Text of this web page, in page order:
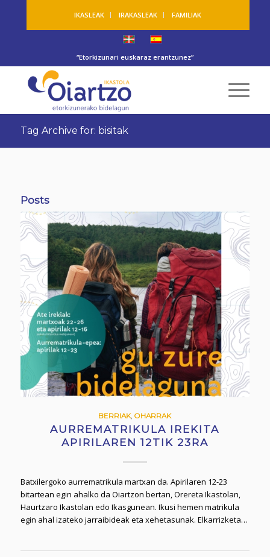
IKASLEAK IRAKASLEAK FAMILIAK
“Etorkizunari euskaraz erantzunez”
Tag Archive for: bisitak
Posts
BERRIAK, OHARRAK
AURREMATRIKULA IREKITA
APIRILAREN 12TIK 23RA
Batxilergoko aurrematrikula martxan da. Apirilaren 12-23
bitartean egin ahalko da Oiartzon bertan, Orereta Ikastolan,
Haurtzaro Ikastolan edo Ikasgunean. Ikusi hemen matrikula
egin ahal izateko jarraibideak eta xehetasunak. Elkarrizketa…